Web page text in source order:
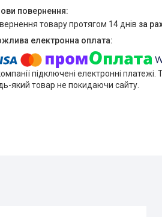
товару протягом 14 днів за
підключені електронні
який товар не покидаючи сайту.